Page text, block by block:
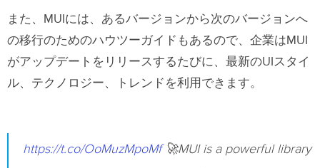
また、MUIには、あるバージョンから次のバージョンへ
の移行のためのハウツーガイドもあるので、企業はMUI
がアップデートをリリースするたびに、最新のUIスタイ
ル、テクノロジー、トレンドを利用できます。
https://t.co/OoMuzMpoMf🚀MUI is a powerful library